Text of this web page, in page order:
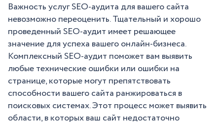
Важность услуг SEO-аудита для вашего сайта
невозможно переоценить. Тщательный и хорошо
проведенный SEO-аудит имеет решающее
значение для успеха вашего онлайн-бизнеса.
Комплексный SEO-аудит поможет вам выявить
любые технические ошибки или ошибки на
странице, которые могут препятствовать
способности вашего сайта ранжироваться в
поисковых системах. Этот процесс может выявить
области, в которых ваш сайт недостаточно